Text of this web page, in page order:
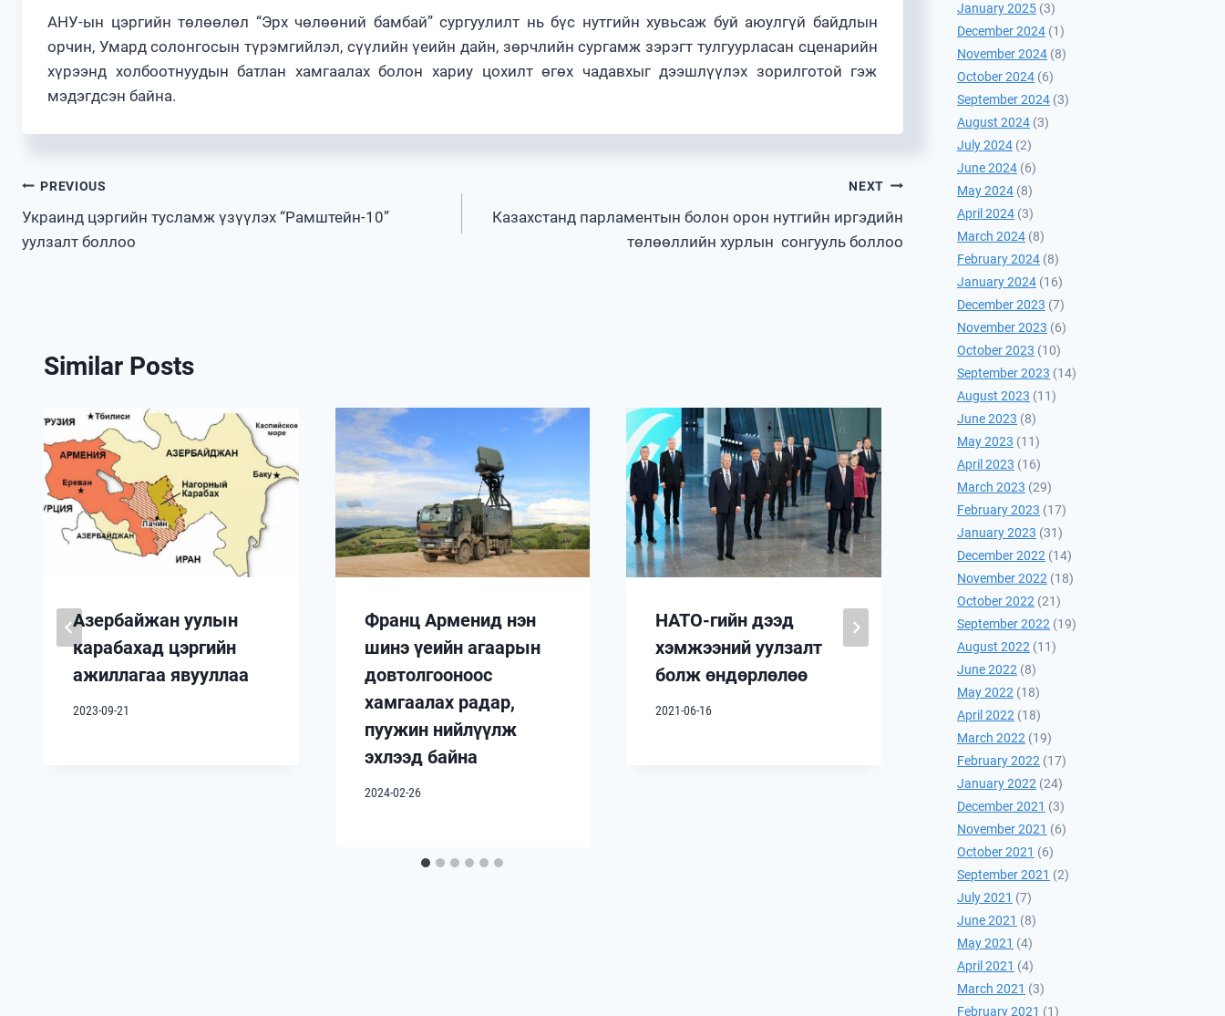
АНУ-ын цэргийн төлөөлөл “Эрх чөлөөний бамбай” сургуулилт нь бүс нутгийн хувьсаж буй аюулгүй байдлын
орчин, Умард солонгосын түрэмгийлэл, сүүлийн үеийн дайн, зөрчлийн сургамж зэрэгт тулгуурласан сценарийн
хүрээнд холбоотнуудын батлан хамгаалах болон хариу цохилт өгөх чадавхыг дээшлүүлэх зорилготой гэж
мэдэгдсэн байна.
Post
navigation
PREVIOUS
Украинд цэргийн тусламж үзүүлэх “Рамштейн-10”
уулзалт боллоо
NEXT
Казахстанд парламентын болон орон нутгийн иргэдийн
төлөөллийн хурлын сонгууль боллоо
Similar Posts
Азербайжан уулын
карабахад цэргийн
ажиллагаа явууллаа
2023-09-21
Франц Арменид нэн
шинэ үеийн агаарын
довтолгооноос
хамгаалах радар,
пуужин нийлүүлж
эхлээд байна
2024-02-26
НАТО-гийн дээд
хэмжээний уулзалт
болж өндөрлөлөө
2021-06-16
Оросын цэрэг-
стратегийн үйл
ажиллагаа идэвхжиж
байна
2023-02-16
January 2025 (3)
December 2024 (1)
November 2024 (8)
October 2024 (6)
September 2024 (3)
August 2024 (3)
July 2024 (2)
June 2024 (6)
May 2024 (8)
April 2024 (3)
March 2024 (8)
February 2024 (8)
January 2024 (16)
December 2023 (7)
November 2023 (6)
October 2023 (10)
September 2023 (14)
August 2023 (11)
June 2023 (8)
May 2023 (11)
April 2023 (16)
March 2023 (29)
February 2023 (17)
January 2023 (31)
December 2022 (14)
November 2022 (18)
October 2022 (21)
September 2022 (19)
August 2022 (11)
June 2022 (8)
May 2022 (18)
April 2022 (18)
March 2022 (19)
February 2022 (17)
January 2022 (24)
December 2021 (3)
November 2021 (6)
October 2021 (6)
September 2021 (2)
July 2021 (7)
June 2021 (8)
May 2021 (4)
April 2021 (4)
March 2021 (3)
February 2021 (1)